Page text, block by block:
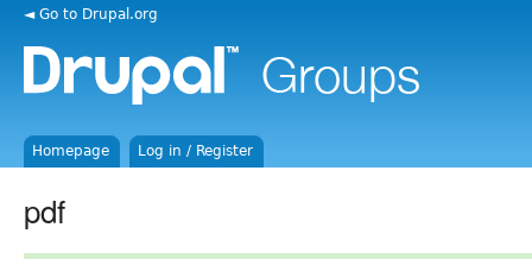
◄ Go to Drupal.org
Homepage Log in / Register
pdf